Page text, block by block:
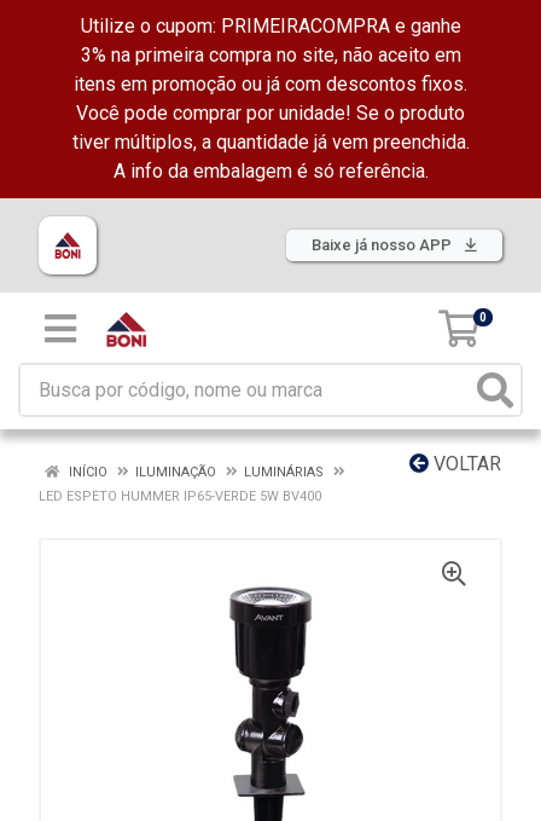
Utilize o cupom: PRIMEIRACOMPRA e ganhe
3% na primeira compra no site, não aceito em
itens em promoção ou já com descontos fixos.
Você pode comprar por unidade! Se o produto
tiver múltiplos, a quantidade já vem preenchida.
A info da embalagem é só referência.
Baixe já nosso APP
0
VOLTAR
INÍCIO ILUMINAÇÃO
LUMINÁRIAS
LED ESPETO HUMMER IP65-VERDE 5W BV400